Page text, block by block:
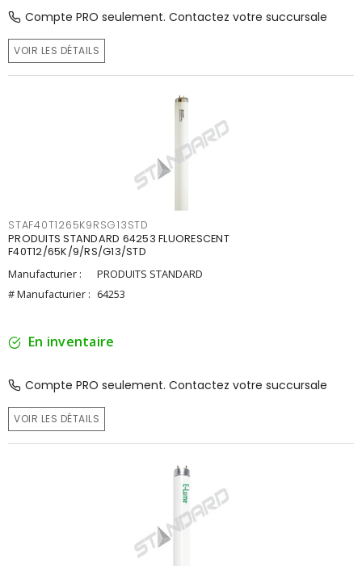
Compte PRO seulement. Contactez votre succursale
VOIR LES DÉTAILS
STAF40T1265K9RSG13STD
PRODUITS STANDARD 64253 FLUORESCENT
F40T12/65K/9/RS/G13/STD
Manufacturier :
PRODUITS STANDARD
# Manufacturier : 64253
En inventaire
Compte PRO seulement. Contactez votre succursale
VOIR LES DÉTAILS